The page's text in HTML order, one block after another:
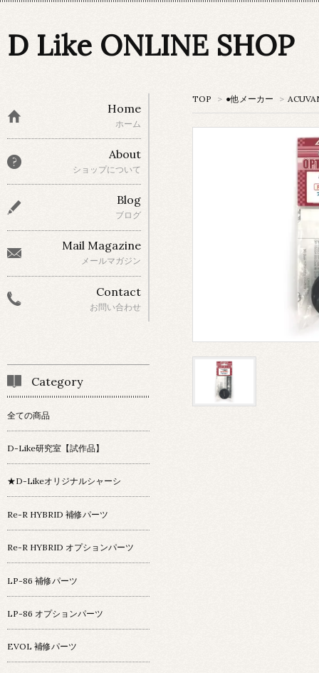
D Like ONLINE SHOP
TOP > ●他メーカー >
Home
ホーム
About
ショップについて
Blog
ブログ
Mail Magazine
メールマガジン
Contact
お問い合わせ
Category
全ての商品
D-Like研究室【試作品】
★D-Likeオリジナルシャーシ
Re-R HYBRID 補修パーツ
Re-R HYBRID オプションパーツ
LP-86 補修パーツ
LP-86 オプションパーツ
EVOL 補修パーツ